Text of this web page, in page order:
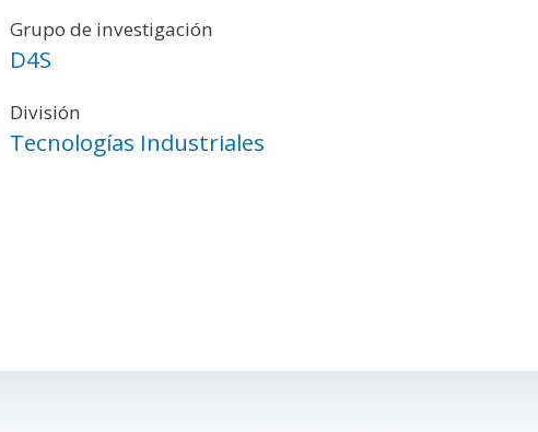
Grupo de investigación
D4S
División
Tecnologías Industriales